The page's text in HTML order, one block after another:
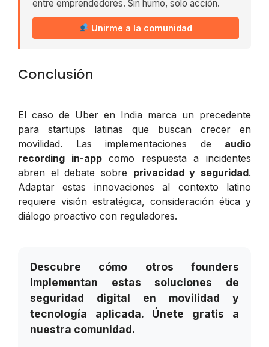
entre emprendedores. Sin humo, solo acción.
Unirme a la comunidad
Conclusión
El caso de Uber en India marca un precedente
para startups latinas que buscan crecer en
movilidad. Las implementaciones de audio
recording in-appcomo respuesta a incidentes
abren el debate sobre privacidad y seguridad.
Adaptar estas innovaciones al contexto latino
requiere visión estratégica, consideración ética y
diálogo proactivo con reguladores.
Descubre cómo otros founders
implementan estas soluciones de
seguridad digital en movilidad y
tecnología aplicada. Únete gratis a
nuestra comunidad.